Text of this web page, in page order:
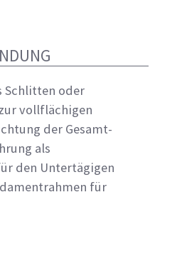
Schlitten oder
vollflächigen
der Gesamt-
als
den Untertägigen
für